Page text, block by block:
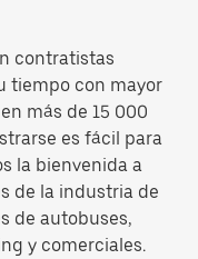
contratistas
tiempo con mayor
más de 15 000
es fácil para
la bienvenida a
de la industria de
de autobuses,
y comerciales.